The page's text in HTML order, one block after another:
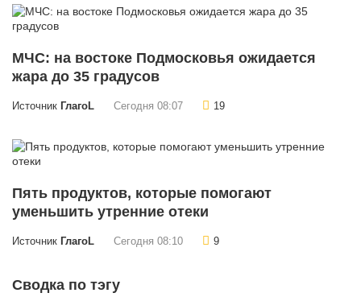
МЧС: на востоке Подмосковья ожидается
жара до 35 градусов
Источник ГлагоL Сегодня 08:07 19
Пять продуктов, которые помогают
уменьшить утренние отеки
Источник ГлагоL Сегодня 08:10 9
Сводка по тэгу